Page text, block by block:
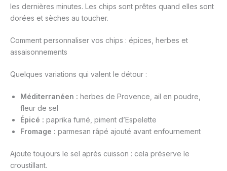
les dernières minutes. Les chips sont prêtes quand elles sont
dorées et sèches au toucher.
Comment personnaliser vos chips : épices, herbes et
assaisonnements
Quelques variations qui valent le détour :
Méditerranéen : herbes de Provence, ail en poudre,
fleur de sel
Épicé : paprika fumé, piment d’Espelette
Fromage : parmesan râpé ajouté avant enfournement
Ajoute toujours le sel après cuisson : cela préserve le
croustillant.